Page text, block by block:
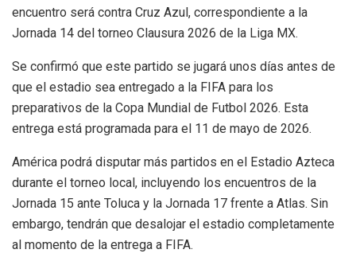
encuentro será contra Cruz Azul, correspondiente a la
Jornada 14 del torneo Clausura 2026 de la Liga MX.
Se confirmó que este partido se jugará unos días antes de
que el estadio sea entregado a la FIFA para los
preparativos de la Copa Mundial de Futbol 2026. Esta
entrega está programada para el 11 de mayo de 2026.
América podrá disputar más partidos en el Estadio Azteca
durante el torneo local, incluyendo los encuentros de la
Jornada 15 ante Toluca y la Jornada 17 frente a Atlas. Sin
embargo, tendrán que desalojar el estadio completamente
al momento de la entrega a FIFA.